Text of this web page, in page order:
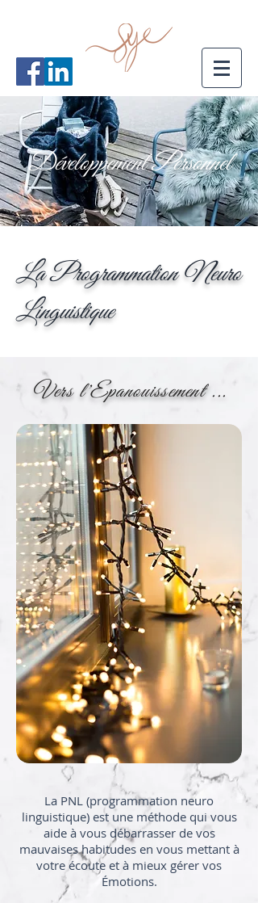
Développement Personnel
La Programmation Neuro
Linguistique
Vers l'Epanouissement ...
La PNL (programmation neuro
linguistique) est une méthode qui vous
aide à vous débarrasser de vos
mauvaises habitudes en vous mettant à
votre écoute et à mieux gérer vos
Émotions.